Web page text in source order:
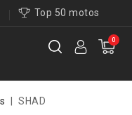
Top 50 motos
0
SHAD